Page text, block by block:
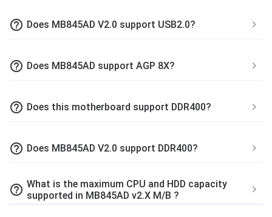
help_outline Does MB845AD V2.0 support USB2.0?
help_outline Does MB845AD support AGP 8X?
help_outline Does this motherboard support DDR400?
help_outline Does MB845AD V2.0 support DDR400?
help_outline What is the maximum CPU and HDD capacity
supported in MB845AD v2.X M/B ?